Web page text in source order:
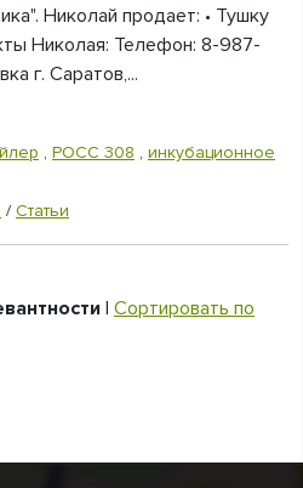
Николай продает: • Тушку
Николая: Телефон: 8-987-
г. Саратов,...
, РОСС 308 , инкубационное
/ Статьи
| Сортировать по